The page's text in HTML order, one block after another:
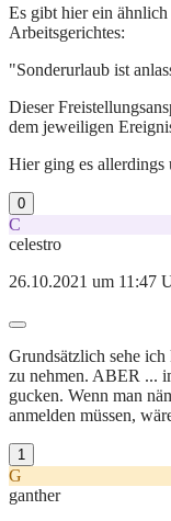
Es gibt hier ein
Arbeitsgerichtes:
"Sonderurlaub ist
Dieser
dem jeweiligen
Hier ging es allerdings
0
C
celestro
26.10.2021 um 11:47
Grundsätzlich sehe
zu nehmen. ABER ...
gucken. Wenn man
anmelden müssen,
1
G
ganther